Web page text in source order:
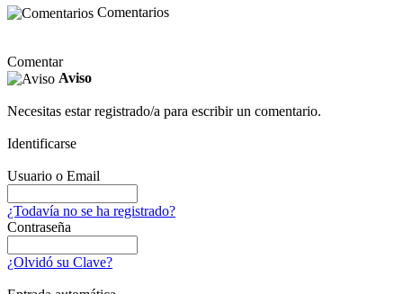
Comentarios
Comentar
Aviso
Necesitas estar registrado/a para escribir un comentario.
Identificarse
Usuario o Email
¿Todavía no se ha registrado?
Contraseña
¿Olvidó su Clave?